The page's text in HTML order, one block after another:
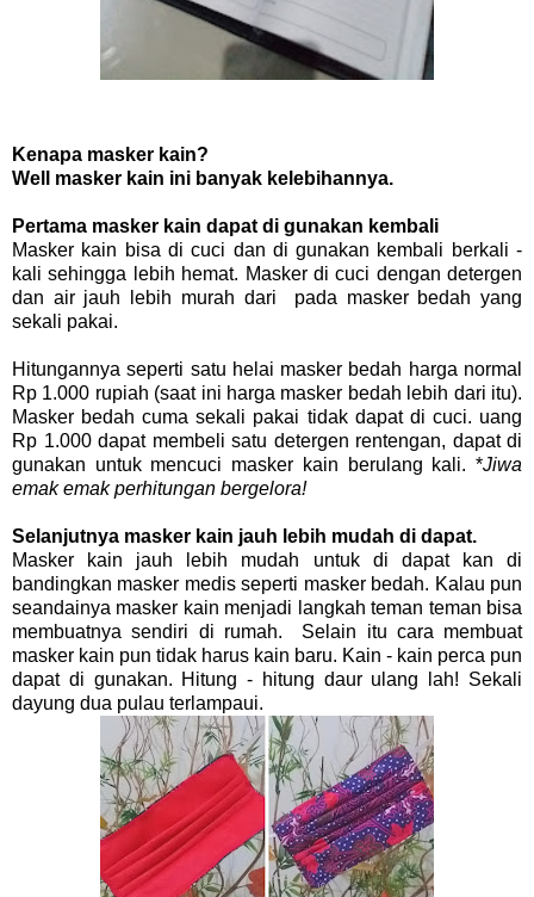
Kenapa masker kain?
Well masker kain ini banyak kelebihannya.
Pertama masker kain dapat di gunakan kembali
Masker kain bisa di cuci dan di gunakan kembali berkali -
kali sehingga lebih hemat. Masker di cuci dengan detergen
dan air jauh lebih murah dari pada masker bedah yang
sekali pakai.
Hitungannya seperti satu helai masker bedah harga normal
Rp 1.000 rupiah (saat ini harga masker bedah lebih dari itu).
Masker bedah cuma sekali pakai tidak dapat di cuci. uang
Rp 1.000 dapat membeli satu detergen rentengan, dapat di
gunakan untuk mencuci masker kain berulang kali. *Jiwa
emak emak perhitungan bergelora!
Selanjutnya masker kain jauh lebih mudah di dapat.
Masker kain jauh lebih mudah untuk di dapat kan di
bandingkan masker medis seperti masker bedah. Kalau pun
seandainya masker kain menjadi langkah teman teman bisa
membuatnya sendiri di rumah. Selain itu cara membuat
masker kain pun tidak harus kain baru. Kain - kain perca pun
dapat di gunakan. Hitung - hitung daur ulang lah! Sekali
dayung dua pulau terlampaui.